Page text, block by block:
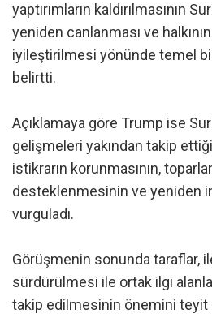
yaptırımların kaldırılmasının
yeniden canlanması ve
iyileştirilmesi yönünde temel
belirtti.
Açıklamaya göre Trump ise
gelişmeleri yakından takip
istikrarın korunmasının,
desteklenmesinin ve yeniden
vurguladı.
Görüşmenin sonunda taraflar,
sürdürülmesi ile ortak ilgi
takip edilmesinin önemini teyit